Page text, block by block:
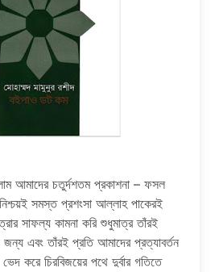
আমাদের চতুর্দশতম প্রকাশনা – ফসল
সমস্ত প্রশংসা আল্লাহ পাকেরই
সাফল্য কামনা করি শুধুমাত্র তাঁরই
এবং তাঁরই প্রতি আমাদের প্রত্যাবর্তন
করে চিরবিজয়ের পথে দুর্বার গতিতে